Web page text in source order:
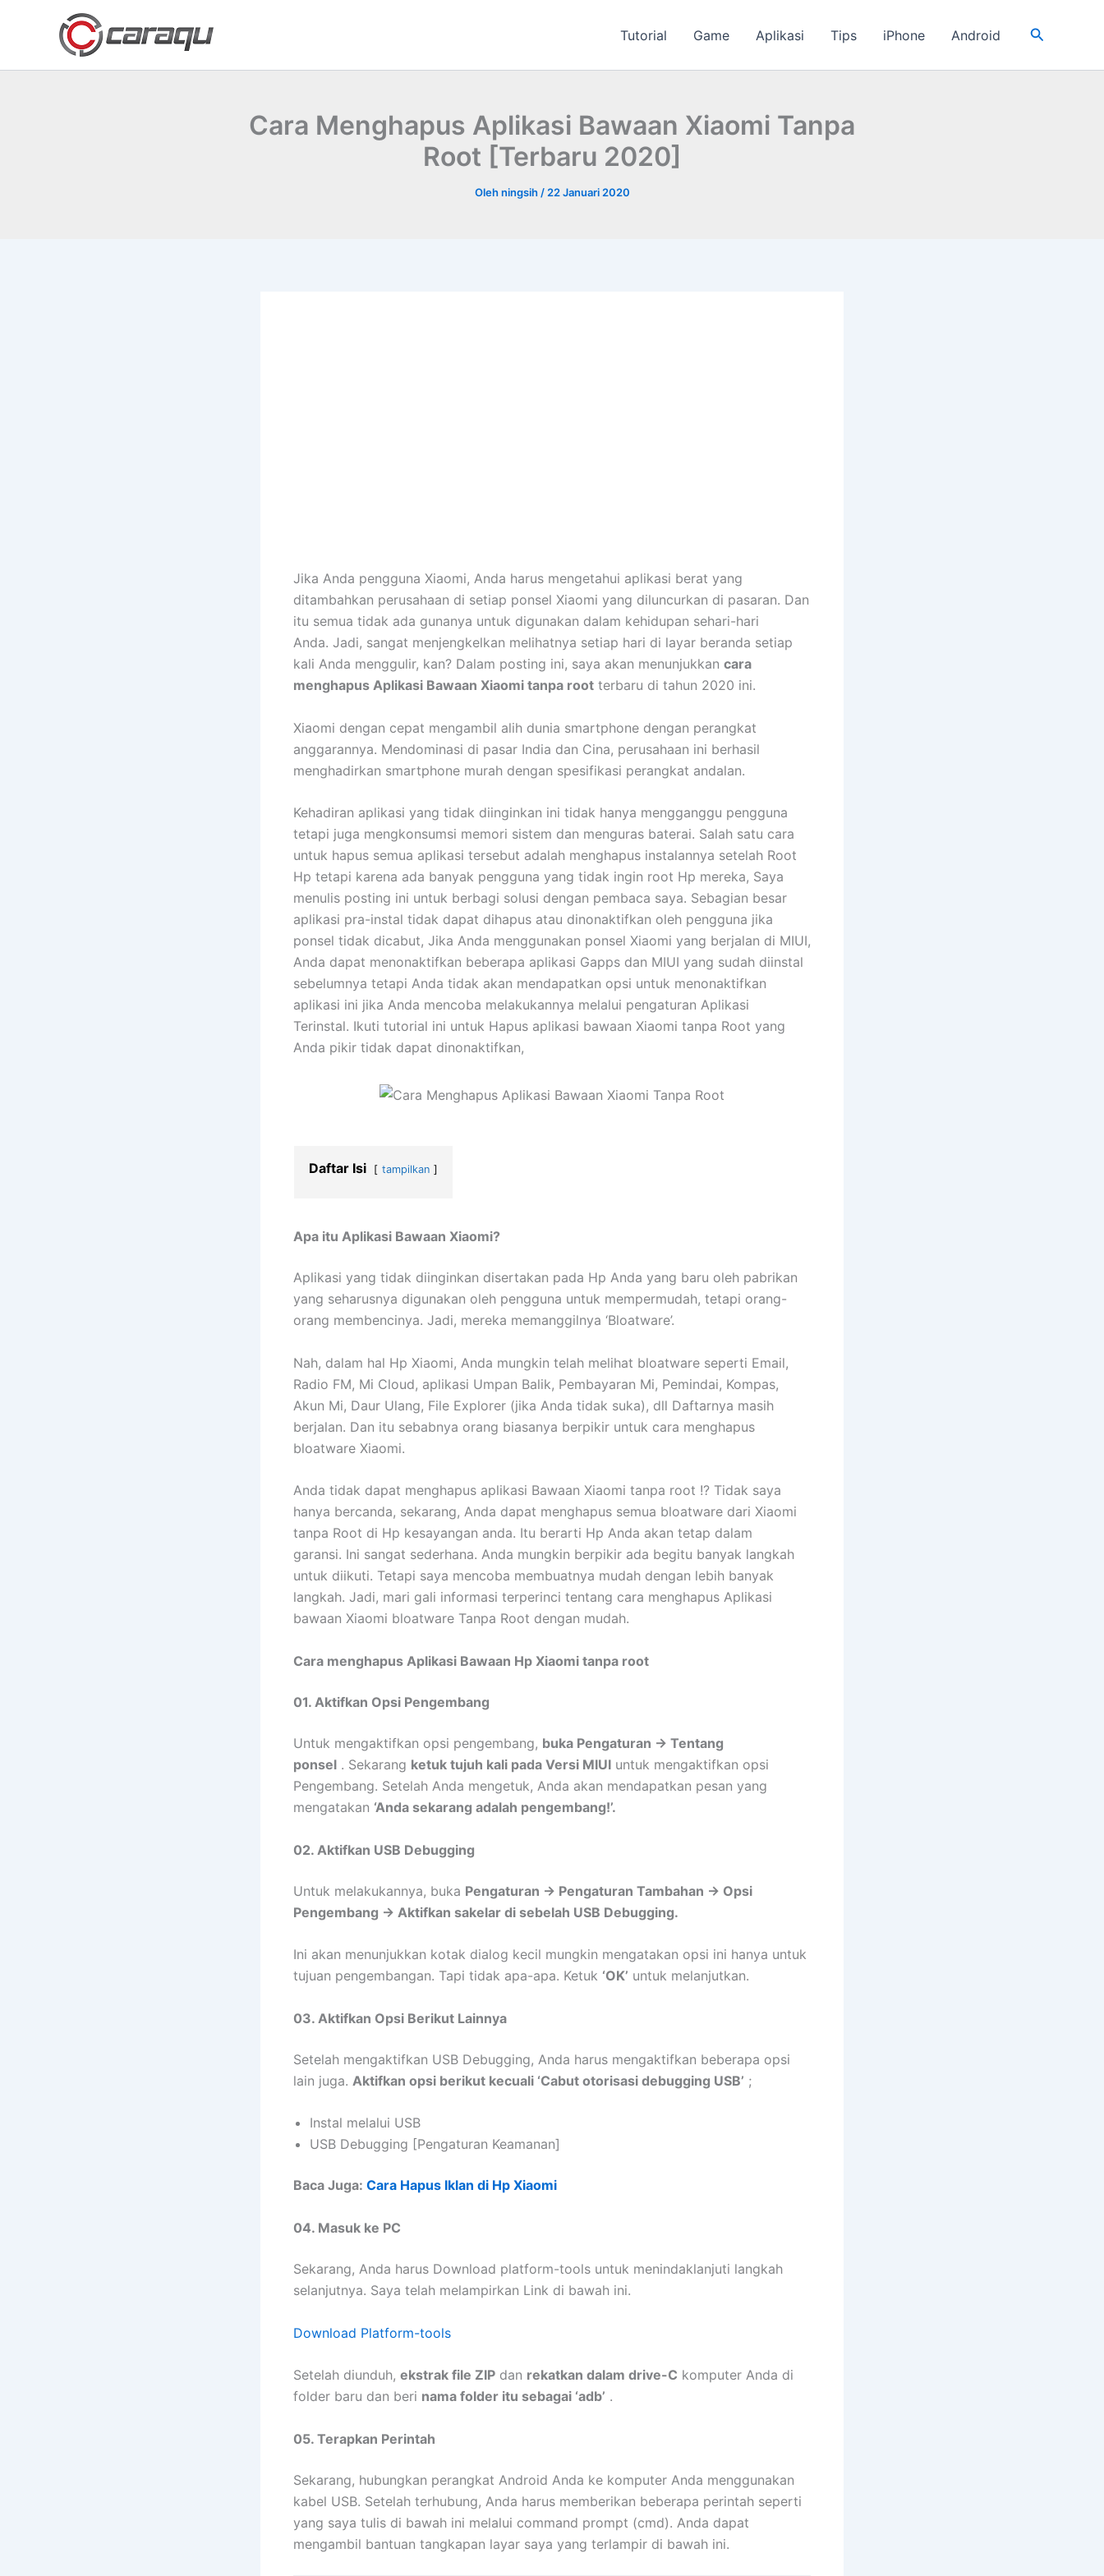
Tutorial Game Aplikasi Tips iPhone Android Cari
Cara Menghapus Aplikasi Bawaan Xiaomi Tanpa
Root [Terbaru 2020]
Olehningsih / 22 Januari 2020
Jika Anda pengguna Xiaomi, Anda harus mengetahui aplikasi berat yang
ditambahkan perusahaan di setiap ponsel Xiaomi yang diluncurkan di pasaran. Dan
itu semua tidak ada gunanya untuk digunakan dalam kehidupan sehari-hari
Anda. Jadi, sangat menjengkelkan melihatnya setiap hari di layar beranda setiap
kali Anda menggulir, kan? Dalam posting ini, saya akan menunjukkan cara
menghapus Aplikasi Bawaan Xiaomi tanpa root terbaru di tahun 2020 ini.
Xiaomi dengan cepat mengambil alih dunia smartphone dengan perangkat
anggarannya. Mendominasi di pasar India dan Cina, perusahaan ini berhasil
menghadirkan smartphone murah dengan spesifikasi perangkat andalan.
Kehadiran aplikasi yang tidak diinginkan ini tidak hanya mengganggu pengguna
tetapi juga mengkonsumsi memori sistem dan menguras baterai. Salah satu cara
untuk hapus semua aplikasi tersebut adalah menghapus instalannya setelah Root
Hp tetapi karena ada banyak pengguna yang tidak ingin root Hp mereka, Saya
menulis posting ini untuk berbagi solusi dengan pembaca saya. Sebagian besar
aplikasi pra-instal tidak dapat dihapus atau dinonaktifkan oleh pengguna jika
ponsel tidak dicabut, Jika Anda menggunakan ponsel Xiaomi yang berjalan di MIUI,
Anda dapat menonaktifkan beberapa aplikasi Gapps dan MIUI yang sudah diinstal
sebelumnya tetapi Anda tidak akan mendapatkan opsi untuk menonaktifkan
aplikasi ini jika Anda mencoba melakukannya melalui pengaturan Aplikasi
Terinstal. Ikuti tutorial ini untuk Hapus aplikasi bawaan Xiaomi tanpa Root yang
Anda pikir tidak dapat dinonaktifkan,
Daftar Isi tampilkan
Apa itu Aplikasi Bawaan Xiaomi?
Aplikasi yang tidak diinginkan disertakan pada Hp Anda yang baru oleh pabrikan
yang seharusnya digunakan oleh pengguna untuk mempermudah, tetapi orang-
orang membencinya. Jadi, mereka memanggilnya ‘Bloatware’.
Nah, dalam hal Hp Xiaomi, Anda mungkin telah melihat bloatware seperti Email,
Radio FM, Mi Cloud, aplikasi Umpan Balik, Pembayaran Mi, Pemindai, Kompas,
Akun Mi, Daur Ulang, File Explorer (jika Anda tidak suka), dll Daftarnya masih
berjalan. Dan itu sebabnya orang biasanya berpikir untuk cara menghapus
bloatware Xiaomi.
Anda tidak dapat menghapus aplikasi Bawaan Xiaomi tanpa root !? Tidak saya
hanya bercanda, sekarang, Anda dapat menghapus semua bloatware dari Xiaomi
tanpa Root di Hp kesayangan anda. Itu berarti Hp Anda akan tetap dalam
garansi. Ini sangat sederhana. Anda mungkin berpikir ada begitu banyak langkah
untuk diikuti. Tetapi saya mencoba membuatnya mudah dengan lebih banyak
langkah. Jadi, mari gali informasi terperinci tentang cara menghapus Aplikasi
bawaan Xiaomi bloatware Tanpa Root dengan mudah.
Cara menghapus Aplikasi Bawaan Hp Xiaomi tanpa root
01. Aktifkan Opsi Pengembang
Untuk mengaktifkan opsi pengembang, buka Pengaturan -> Tentang
ponsel . Sekarang ketuk tujuh kali pada Versi MIUI untuk mengaktifkan opsi
Pengembang. Setelah Anda mengetuk, Anda akan mendapatkan pesan yang
mengatakan ‘Anda sekarang adalah pengembang!’.
02. Aktifkan USB Debugging
Untuk melakukannya, buka Pengaturan -> Pengaturan Tambahan -> Opsi
Pengembang -> Aktifkan sakelar di sebelah USB Debugging.
Ini akan menunjukkan kotak dialog kecil mungkin mengatakan opsi ini hanya untuk
tujuan pengembangan. Tapi tidak apa-apa. Ketuk ‘OK’ untuk melanjutkan.
03. Aktifkan Opsi Berikut Lainnya
Setelah mengaktifkan USB Debugging, Anda harus mengaktifkan beberapa opsi
lain juga. Aktifkan opsi berikut kecuali ‘Cabut otorisasi debugging USB’ ;
Instal melalui USB
USB Debugging [Pengaturan Keamanan]
Baca Juga: Cara Hapus Iklan di Hp Xiaomi
04. Masuk ke PC
Sekarang, Anda harus Download platform-tools untuk menindaklanjuti langkah
selanjutnya. Saya telah melampirkan Link di bawah ini.
Download Platform-tools
Setelah diunduh, ekstrak file ZIP dan rekatkan dalam drive-C komputer Anda di
folder baru dan beri nama folder itu sebagai ‘adb’ .
05. Terapkan Perintah
Sekarang, hubungkan perangkat Android Anda ke komputer Anda menggunakan
kabel USB. Setelah terhubung, Anda harus memberikan beberapa perintah seperti
yang saya tulis di bawah ini melalui command prompt (cmd). Anda dapat
mengambil bantuan tangkapan layar saya yang terlampir di bawah ini.